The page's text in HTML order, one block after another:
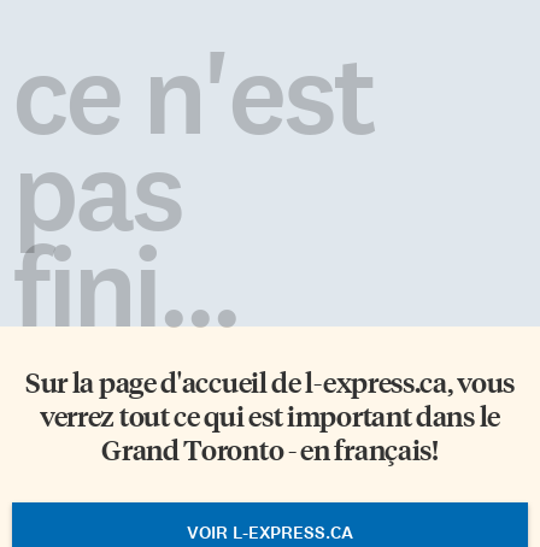
ce n'est
pas
fini...
Sur la page d'accueil del-express.ca, vous
verrez tout ce qui est important dans le
Grand Toronto - en français!
VOIR L-EXPRESS.CA